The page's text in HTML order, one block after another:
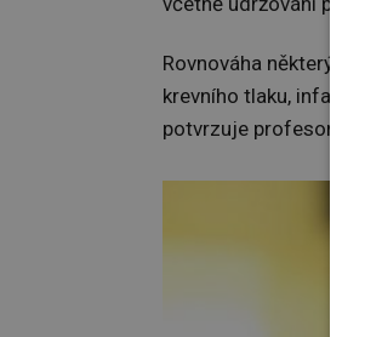
Rovnováha některých
krevního tlaku, infarktů,
potvrzuje profesorka